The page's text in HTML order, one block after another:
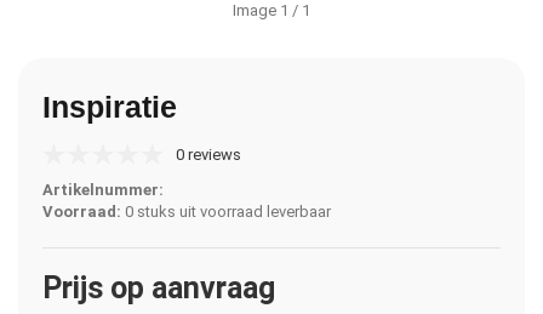
Image 1 / 1
Inspiratie
0 reviews
Artikelnummer:
Voorraad: 0 stuks uit voorraad leverbaar
Prijs op aanvraag